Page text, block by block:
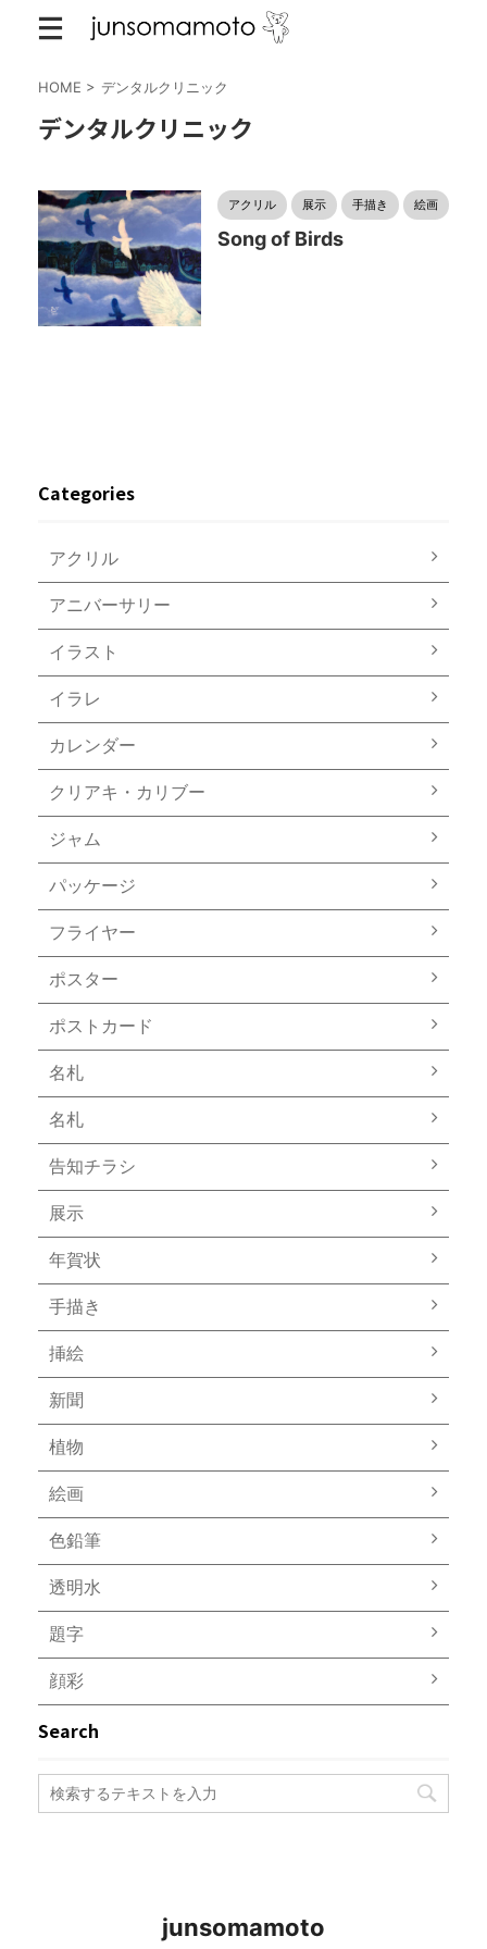
HOME > デンタルクリニック
デンタルクリニック
アクリル 展示 手描き 絵画
Song of Birds
Categories
アクリル
アニバーサリー
イラスト
イラレ
カレンダー
クリアキ・カリブー
ジャム
パッケージ
フライヤー
ポスター
ポストカード
名札
名札
告知チラシ
展示
年賀状
手描き
挿絵
新聞
植物
絵画
色鉛筆
透明水
題字
顔彩
Search
junsomamoto